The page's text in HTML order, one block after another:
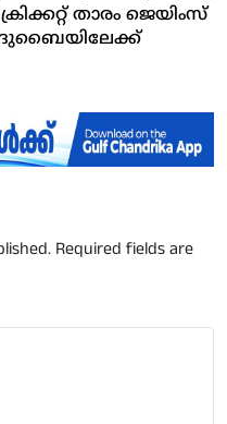
താരം ജെയിംസ്
Required fields are